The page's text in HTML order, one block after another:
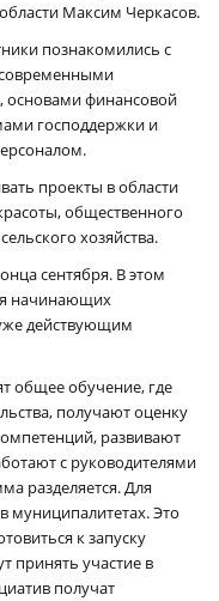
Максим Черкасов.
познакомились с
основами финансовой
господдержки и
проекты в области
общественного
хозяйства.
сентября. В этом
начинающих
действующим
общее обучение, где
получают оценку
развивают
с руководителями
разделяется. Для
муниципалитетах. Это
к запуску
принять участие в
получат